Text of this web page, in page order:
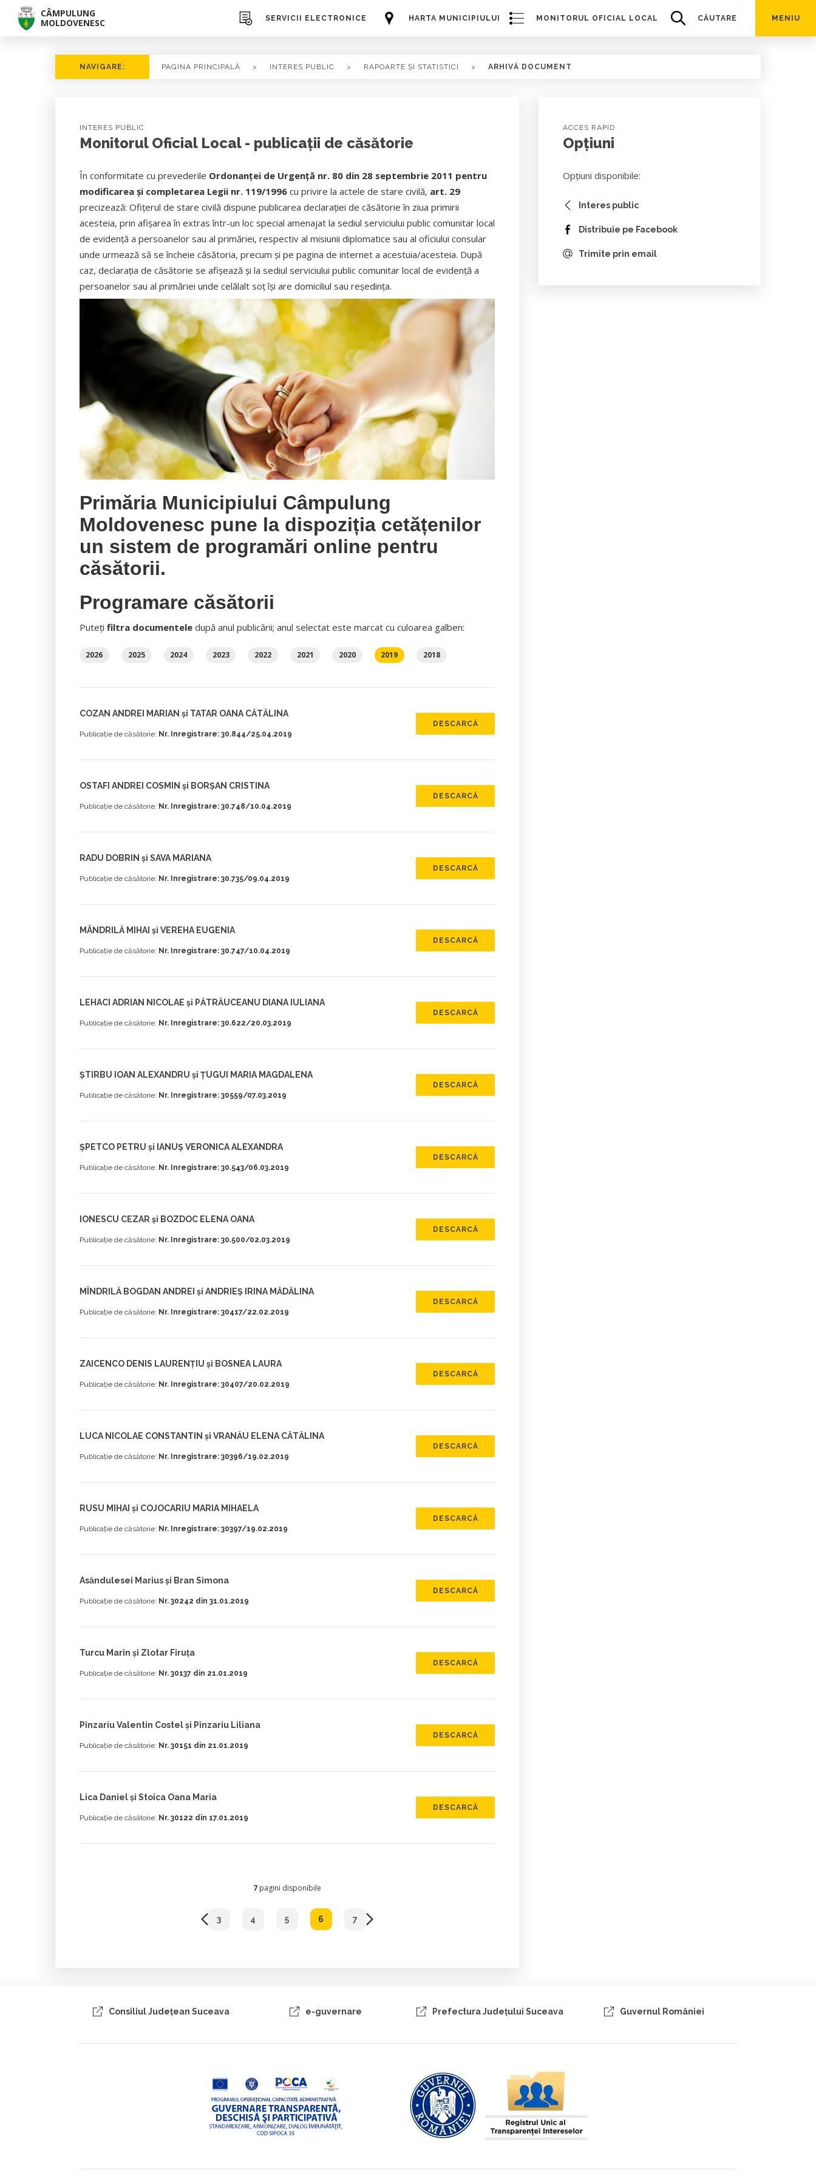
CÂMPULUNG
MOLDOVENESC
HARTA MUNICIPIULUI
SERVICII ELECTRONICE MONITORUL OFICIAL LOCAL CĂUTARE MENIU
NAVIGARE: PAGINA PRINCIPALĂ > INTERES PUBLIC > RAPOARTE ȘI STATISTICI > ARHIVĂ DOCUMENT
INTERES PUBLIC
Monitorul Oficial Local - publicații de căsătorie
În conformitate cu prevederile Ordonanţei de Urgenţă nr. 80 din 28 septembrie 2011 pentru
modificarea şi completarea Legii nr. 119/1996cu privire la actele de stare civilă, art. 29
precizează: Ofiţerul de stare civilă dispune publicarea declaraţiei de căsătorie în ziua primirii
acesteia, prin afişarea în extras într-un loc special amenajat la sediul serviciului public comunitar local
de evidenţă a persoanelor sau al primăriei, respectiv al misiunii diplomatice sau al oficiului consular
unde urmează să se încheie căsătoria, precum şi pe pagina de internet a acestuia/acesteia. După
caz, declaraţia de căsătorie se afişează şi la sediul serviciului public comunitar local de evidenţă a
persoanelor sau al primăriei unde celălalt soţ îşi are domiciliul sau reşedinţa.
Primăria Municipiului Câmpulung
Moldovenesc pune la dispoziția cetățenilor
un sistem de programări online pentru
căsătorii.
Programare căsătorii
Puteți filtra documenteledupă anul publicării; anul selectat este marcat cu culoarea galben:
2026 2025 2024 2023 2022 2021 2020 2019 2018
COZAN ANDREI MARIAN și TATAR OANA CĂTĂLINA
Publicație de căsătorie: Nr. Inregistrare: 30.844/25.04.2019
DESCARCĂ
OSTAFI ANDREI COSMIN și BORȘAN CRISTINA
Publicație de căsătorie: Nr. Inregistrare: 30.748/10.04.2019
DESCARCĂ
RADU DOBRIN și SAVA MARIANA
Publicație de căsătorie: Nr. Inregistrare: 30.735/09.04.2019
DESCARCĂ
MÂNDRILĂ MIHAI și VEREHA EUGENIA
Publicație de căsătorie: Nr. Inregistrare: 30.747/10.04.2019
DESCARCĂ
LEHACI ADRIAN NICOLAE și PĂTRĂUCEANU DIANA IULIANA
Publicație de căsătorie: Nr. Inregistrare: 30.622/20.03.2019
DESCARCĂ
ȘTIRBU IOAN ALEXANDRU și ȚUGUI MARIA MAGDALENA
Publicație de căsătorie: Nr. Inregistrare: 30559/07.03.2019
DESCARCĂ
ȘPETCO PETRU și IANUȘ VERONICA ALEXANDRA
Publicație de căsătorie: Nr. Inregistrare: 30.543/06.03.2019
DESCARCĂ
IONESCU CEZAR și BOZDOC ELENA OANA
Publicație de căsătorie: Nr. Inregistrare: 30.500/02.03.2019
DESCARCĂ
MÎNDRILĂ BOGDAN ANDREI și ANDRIEȘ IRINA MĂDĂLINA
Publicație de căsătorie: Nr. Inregistrare: 30417/22.02.2019
DESCARCĂ
ZAICENCO DENIS LAURENȚIU și BOSNEA LAURA
Publicație de căsătorie: Nr. Inregistrare: 30407/20.02.2019
DESCARCĂ
LUCA NICOLAE CONSTANTIN și VRANĂU ELENA CĂTĂLINA
Publicație de căsătorie: Nr. Inregistrare: 30396/19.02.2019
DESCARCĂ
RUSU MIHAI și COJOCARIU MARIA MIHAELA
Publicație de căsătorie: Nr. Inregistrare: 30397/19.02.2019
DESCARCĂ
Asăndulesei Marius și Bran Simona
Publicație de căsătorie: Nr. 30242 din 31.01.2019
DESCARCĂ
Turcu Marin și Zlotar Firuța
Publicație de căsătorie: Nr. 30137 din 21.01.2019
DESCARCĂ
Pînzariu Valentin Costel și Pînzariu Liliana
Publicație de căsătorie: Nr. 30151 din 21.01.2019
DESCARCĂ
Lica Daniel și Stoica Oana Maria
Publicație de căsătorie: Nr. 30122 din 17.01.2019
DESCARCĂ
7pagini disponibile
3 4 5 6 7
ACCES RAPID
Opțiuni
Opțiuni disponibile:
Interes public
Distribuie pe Facebook
Trimite prin email
Consiliul Judeţean Suceava e-guvernare Prefectura Judeţului Suceava Guvernul României